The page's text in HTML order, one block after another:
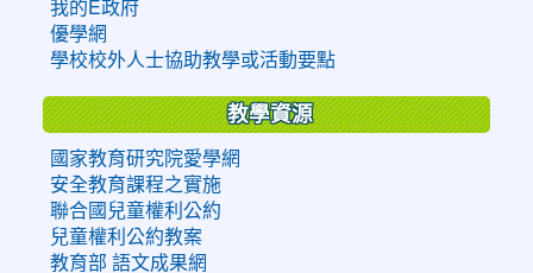
我的E政府
優學網
學校校外人士協助教學或活動要點
教學資源
國家教育研究院愛學網
安全教育課程之實施
聯合國兒童權利公約
兒童權利公約教案
教育部 語文成果網